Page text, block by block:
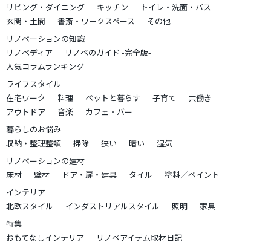
リビング・ダイニング
キッチン
トイレ・洗面・バス
玄関・土間
書斎・ワークスペース
その他
リノベーションの知識
リノペディア
リノベのガイド -完全版-
人気コラムランキング
ライフスタイル
在宅ワーク
料理 ペットと暮らす 子育て
共働き
アウトドア
音楽
カフェ・バー
暮らしのお悩み
収納・整理整頓
掃除 狭い 暗い
湿気
リノベーションの建材
床材
壁材 ドア・扉・建具 タイル
塗料／ペイント
インテリア
北欧スタイル
インダストリアルスタイル 照明
家具
特集
おもてなしインテリア
リノベアイテム取材日記